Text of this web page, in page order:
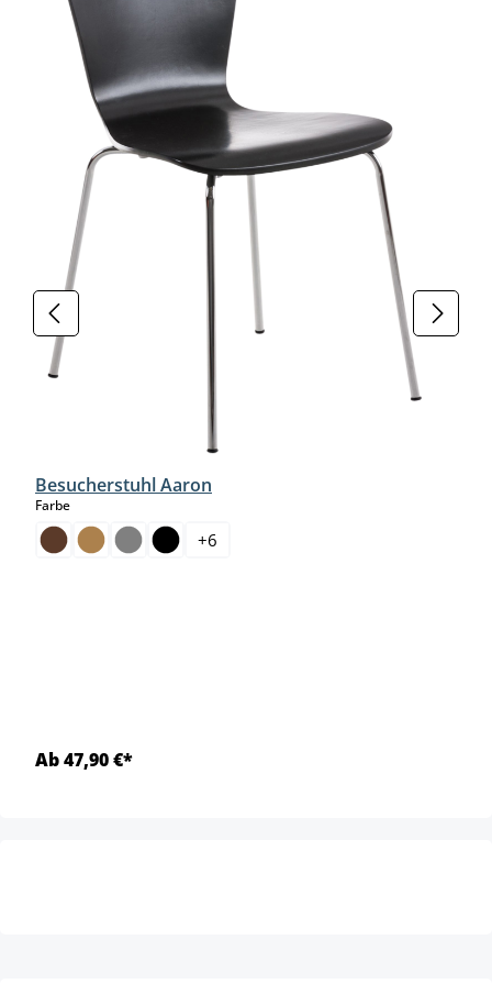
Besucherstuhl Aaron
Farbeauswählen
+6
Ab 47,90 €*